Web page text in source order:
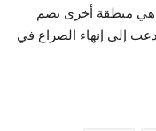
هي منطقة أخرى تضم
دعت إلى إنهاء الصراع في